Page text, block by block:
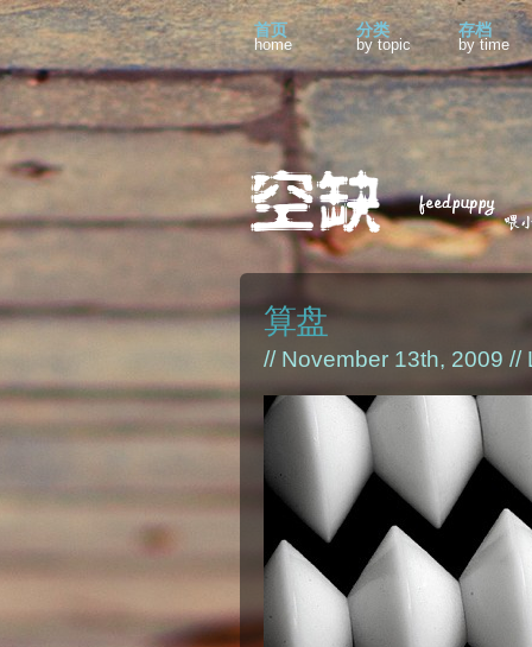
首页
home
分类
by topic
存档
by time
算盘
// November 13th, 2009 //